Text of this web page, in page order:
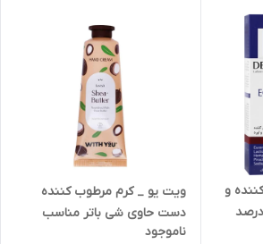
و
نرم کننده حاوی اوره 20 درصد
ویت یو _ کرم مرطوب کننده
دست حاوی شی باتر مناسب
پوست خشک
ناموجود